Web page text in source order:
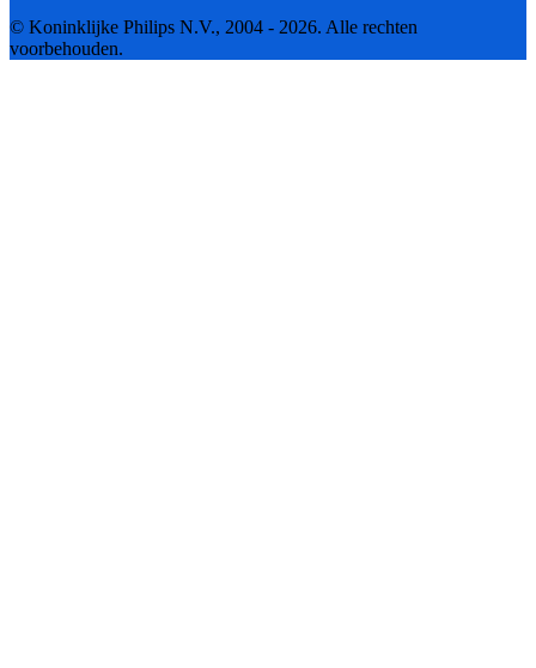
© Koninklijke Philips N.V., 2004 - 2026. Alle rechten
voorbehouden.